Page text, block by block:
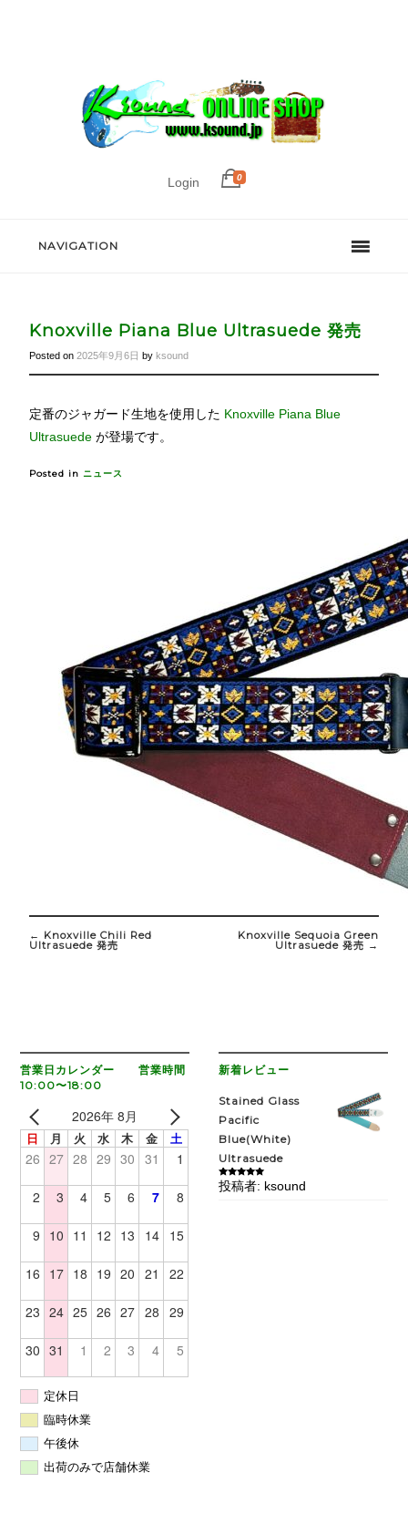
Login 0
NAVIGATION
Knoxville Piana Blue Ultrasuede 発売
Posted on2025年9月6日 by ksound
定番のジャガード生地を使用した Knoxville Piana Blue
Ultrasuede が登場です。
Posted inニュース
Post
navigation
← Knoxville Chili Red
Ultrasuede 発売
Knoxville Sequoia Green
Ultrasuede 発売 →
営業日カレンダー 営業時間
10:00〜18:00
2026年 8月
日 月 火 水 木 金 土
26 27 28 29 30 31 1
2 3 4 5 6 7 8
9 10 11 12 13 14 15
16 17 18 19 20 21 22
23 24 25 26 27 28 29
30 31 1 2 3 4 5
定休日
臨時休業
午後休
出荷のみで店舗休業
新着レビュー
Stained Glass
Pacific
Blue(White)
Ultrasuede
5段階中5の
評価
投稿者: ksound